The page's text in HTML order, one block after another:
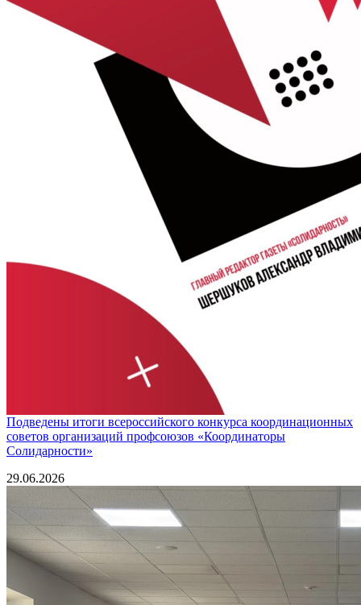
Подведены итоги всероссийского конкурса координационных
советов организаций профсоюзов «Координаторы
Солидарности»
29.06.2026